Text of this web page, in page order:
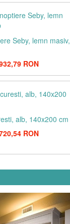
Seby, lemn masiv,
RON
alb, 140x200 cm
RON